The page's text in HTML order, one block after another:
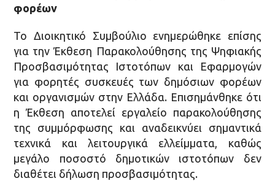
φορέων
Το Διοικητικό Συμβούλιο ενημερώθηκε επίσης
για την Έκθεση Παρακολούθησης της Ψηφιακής
Προσβασιμότητας Ιστοτόπων και Εφαρμογών
για φορητές συσκευές των δημόσιων φορέων
και οργανισμών στην Ελλάδα. Επισημάνθηκε ότι
η Έκθεση αποτελεί εργαλείο παρακολούθησης
της συμμόρφωσης και αναδεικνύει σημαντικά
τεχνικά και λειτουργικά ελλείμματα, καθώς
μεγάλο ποσοστό δημοτικών ιστοτόπων δεν
διαθέτει δήλωση προσβασιμότητας.